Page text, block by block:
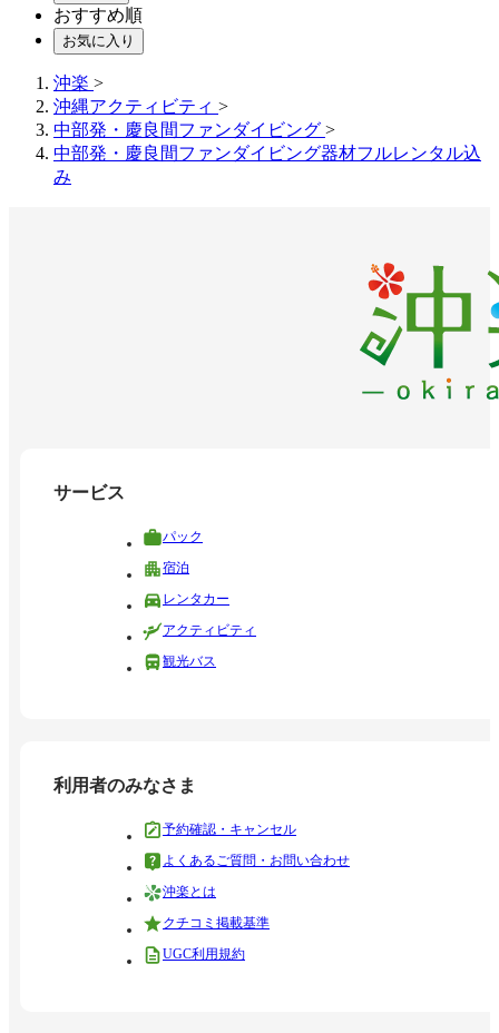
おすすめ順
お気に入り
沖楽 >
沖縄アクティビティ >
中部発・慶良間ファンダイビング >
中部発・慶良間ファンダイビング器材フルレンタル込
み
サービス
パック
宿泊
レンタカー
アクティビティ
観光バス
利用者のみなさま
予約確認・キャンセル
よくあるご質問・お問い合わせ
沖楽とは
クチコミ掲載基準
UGC利用規約